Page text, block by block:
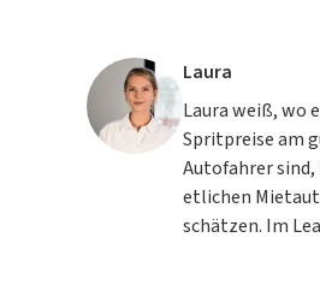
Laura
Laura weiß, wo
Spritpreise am
Autofahrer sind,
etlichen
schätzen. Im